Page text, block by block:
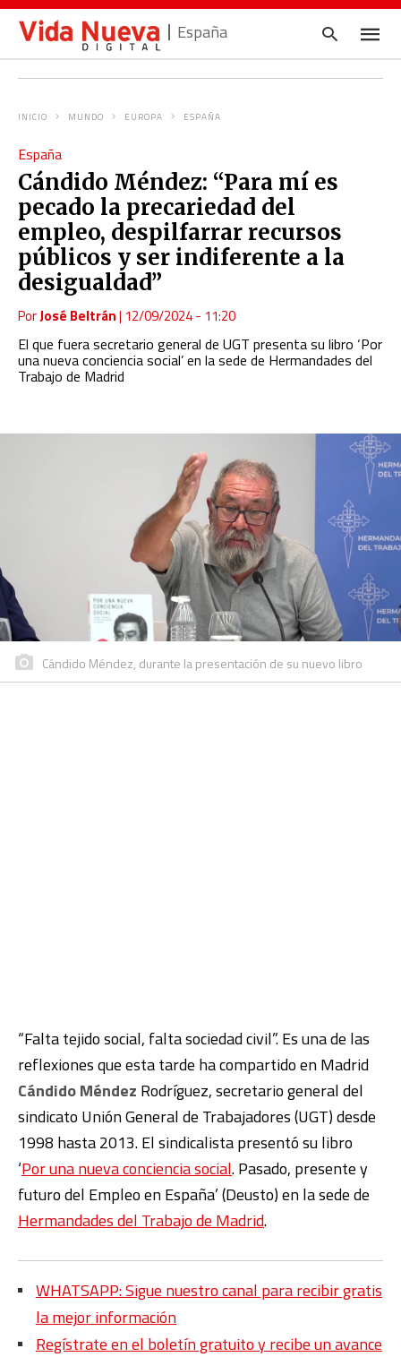
España
INICIO MUNDO EUROPA ESPAÑA
España
Cándido Méndez: “Para mí es
pecado la precariedad del
empleo, despilfarrar recursos
públicos y ser indiferente a la
desigualdad”
PorJosé Beltrán| 12/09/2024 - 11:20
El que fuera secretario general de UGT presenta su libro ‘Por
una nueva conciencia social’ en la sede de Hermandades del
Trabajo de Madrid
Cándido Méndez, durante la presentación de su nuevo libro
“Falta tejido social, falta sociedad civil”. Es una de las
reflexiones que esta tarde ha compartido en Madrid
Cándido Méndez Rodríguez, secretario general del
sindicato Unión General de Trabajadores (UGT) desde
1998 hasta 2013. El sindicalista presentó su libro
‘Por una nueva conciencia social. Pasado, presente y
futuro del Empleo en España’ (Deusto) en la sede de
Hermandades del Trabajo de Madrid.
WHATSAPP: Sigue nuestro canal para recibir gratis
la mejor información
Regístrate en el boletín gratuito y recibe un avance